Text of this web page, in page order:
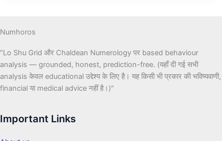
Numhoros
"Lo Shu Grid और Chaldean Numerology पर based behaviour
analysis — grounded, honest, prediction-free. (यहाँ दी गई सभी
analysis केवल educational उद्देश्य के लिए है। यह किसी भी प्रकार की भविष्यवाणी,
financial या medical advice नहीं है।)"
Important Links